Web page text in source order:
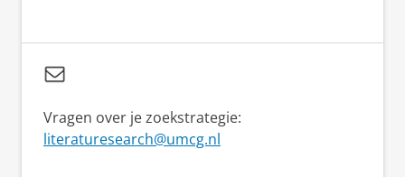
Vragen over je zoekstrategie:
literaturesearch@umcg.nl